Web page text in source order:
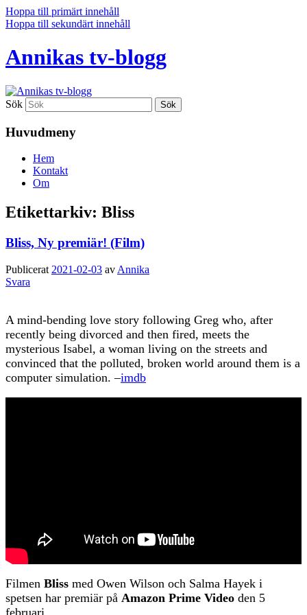
Hoppa till primärt innehåll
Hoppa till sekundärt innehåll
Annikas tv-blogg
Sök
Huvudmeny
Hem
Kontakt
Om
Etikettarkiv: Bliss
Bliss, Ny premiär! (Film)
Publicerat 2021-02-03 av Annika
Svara
A mind-bending love story following Greg who, after
recently being divorced and then fired, meets the
mysterious Isabel, a woman living on the streets and
convinced that the polluted, broken world around them is a
computer simulation. –imdb
Filmen Bliss med Owen Wilson och Salma Hayek i
spetsen har premiär på Amazon Prime Video den 5
februari.